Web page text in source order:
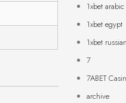
1xbet arabic
1xbet egypt
1xbet russian
7
7ABET
archive